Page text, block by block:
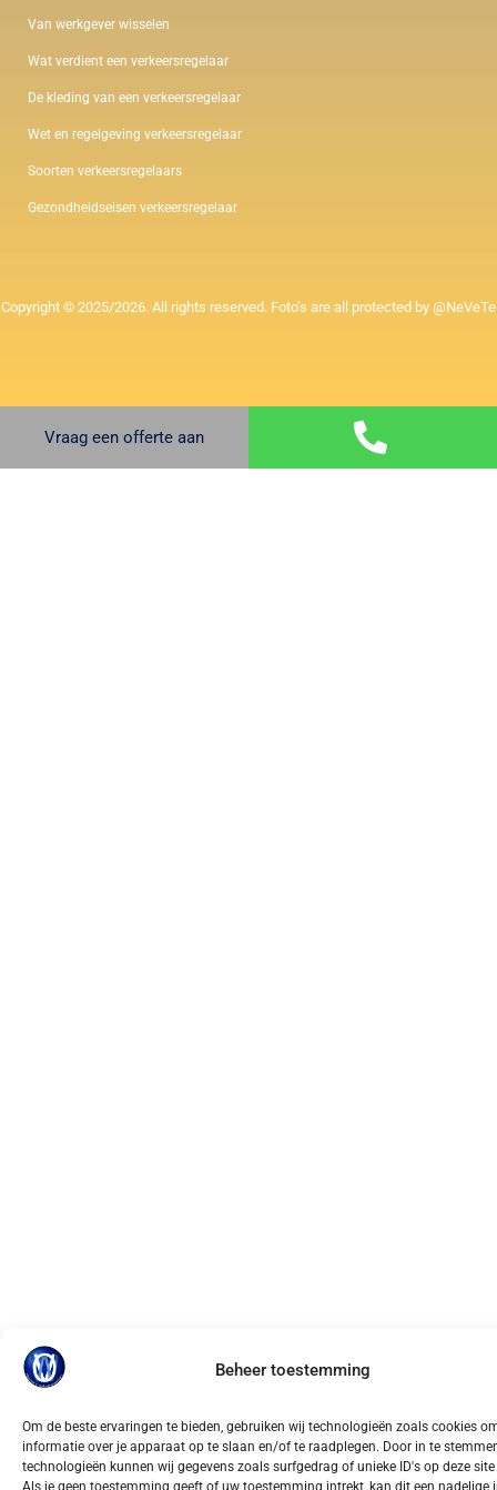
Beheer toestemming
Om de beste ervaringen te bieden, gebruiken wij technologieën zoals cookies
informatie over je apparaat op te slaan en/of te raadplegen. Door in te
technologieën kunnen wij gegevens zoals surfgedrag of unieke ID's op deze site
Als je geen toestemming geeft of uw toestemming intrekt, kan dit een nadelige
Van werkgever wisselen
Wat verdient een verkeersregelaar
De kleding van een verkeersregelaar
Wet en regelgeving verkeersregelaar
Soorten verkeersregelaars
Gezondheidseisen verkeersregelaar
Copyright © 2025/2026. All rights reserved. Foto’s are all protected by @NeVeTe
Vraag een offerte aan